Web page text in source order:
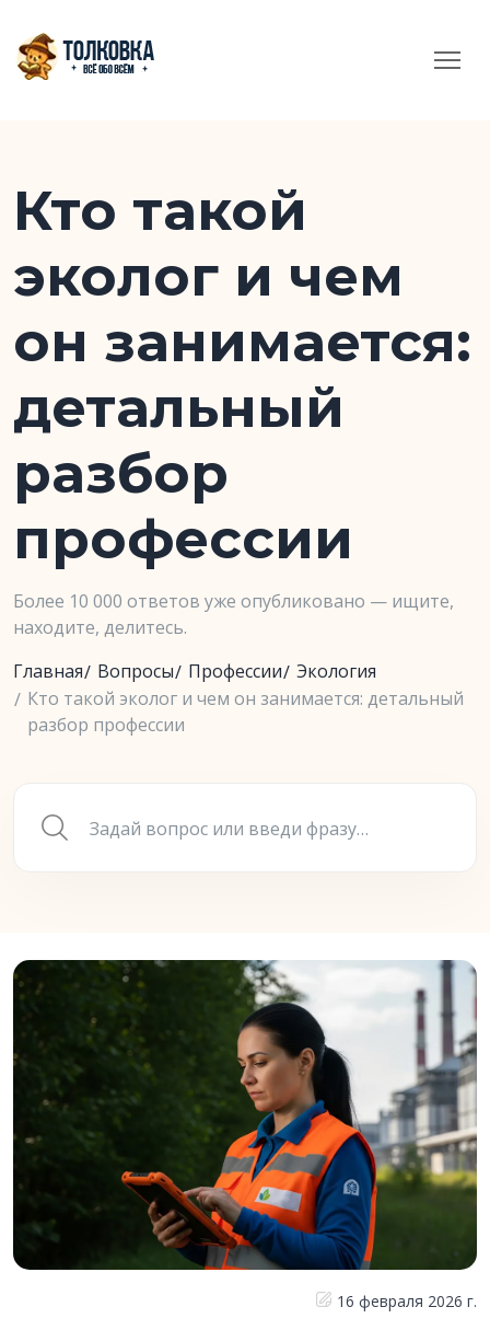
Кто такой
эколог и чем
он занимается:
детальный
разбор
профессии
Более 10 000 ответов уже опубликовано — ищите,
находите, делитесь.
Главная
Вопросы Профессии
Экология
Кто такой эколог и чем он занимается: детальный
разбор профессии
16 февраля 2026 г.